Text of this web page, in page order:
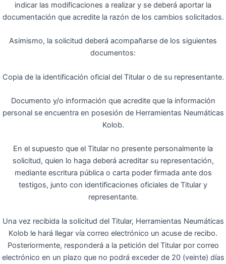
indicar las modificaciones a realizar y se deberá aportar la
documentación que acredite la razón de los cambios solicitados.
Asimismo, la solicitud deberá acompañarse de los siguientes
documentos:
Copia de la identificación oficial del Titular o de su representante.
Documento y/o información que acredite que la información
personal se encuentra en posesión de Herramientas Neumáticas
Kolob.
En el supuesto que el Titular no presente personalmente la
solicitud, quien lo haga deberá acreditar su representación,
mediante escritura pública o carta poder firmada ante dos
testigos, junto con identificaciones oficiales de Titular y
representante.
Una vez recibida la solicitud del Titular, Herramientas Neumáticas
Kolob le hará llegar vía correo electrónico un acuse de recibo.
Posteriormente, responderá a la petición del Titular por correo
electrónico en un plazo que no podrá exceder de 20 (veinte) días